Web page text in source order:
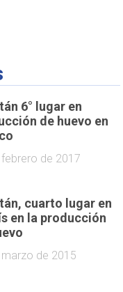
6° lugar en
de huevo en
de 2017
cuarto lugar en
en la producción
de 2015